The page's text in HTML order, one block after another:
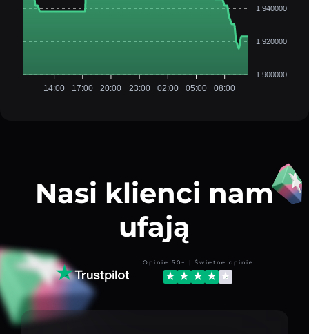
1.940000
1.920000
1.900000
14:00 17:00 20:00 23:00 02:00 05:00 08:00
Nasi klienci nam
ufają
Opinie 50+ | Świetne opinie